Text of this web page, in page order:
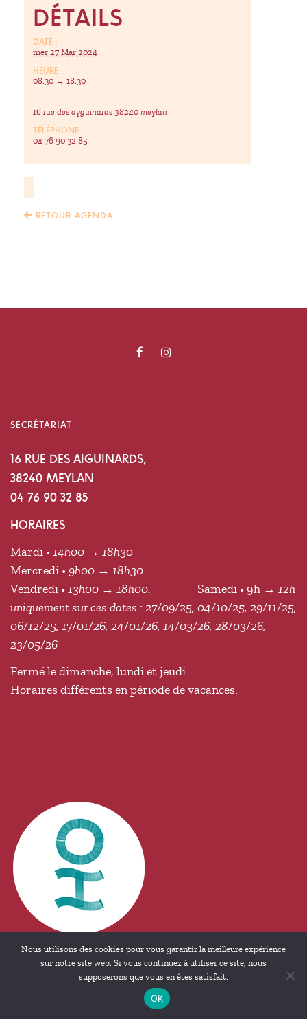
DÉTAILS
DATE :
mer 27 Mar 2024
HEURE :
08:30 → 18:30
16 rue des ayguinards 38240 meylan
TÉLÉPHONE :
04 76 90 32 85
RETOUR AGENDA
SECRÉTARIAT
16 RUE DES AIGUINARDS,
38240 MEYLAN
04 76 90 32 85
HORAIRES
Mardi • 14h00 → 18h30
Mercredi • 9h00 → 18h30
Vendredi • 13h00 → 18h00. Samedi • 9h → 12h
uniquement sur ces dates : 27/09/25, 04/10/25, 29/11/25,
06/12/25, 17/01/26, 24/01/26, 14/03/26, 28/03/26,
23/05/26
Fermé le dimanche, lundi et jeudi.
Horaires différents en période de vacances.
© 2026 HORIZONS . TOUS DROITS RÉSERVÉS
Nous utilisons des cookies pour vous garantir la meilleure expérience
sur notre site web. Si vous continuez à utiliser ce site, nous
supposerons que vous en êtes satisfait.
OK